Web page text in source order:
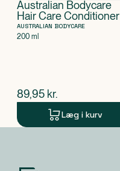
Australian Bodycare
Hair Care Conditioner
AUSTRALIAN BODYCARE
200 ml
$nuværende pris
89,95 kr.
Læg i kurv